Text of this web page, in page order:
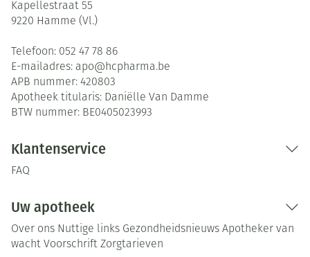
Kapellestraat 55
9220 Hamme (Vl.)
Telefoon: 052 47 78 86
E-mailadres: apo@hcpharma.be
APB nummer: 420803
Apotheek titularis: Daniëlle Van Damme
BTW nummer: BE0405023993
Klantenservice
FAQ
Uw apotheek
Over ons Nuttige links Gezondheidsnieuws Apotheker van
wacht Voorschrift Zorgtarieven